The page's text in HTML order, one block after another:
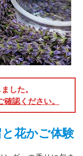
した。
認ください。
花かご体験